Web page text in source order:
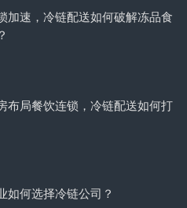
加速，冷链配送如何破解冻品食
布局餐饮连锁，冷链配送如何打
如何选择冷链公司？